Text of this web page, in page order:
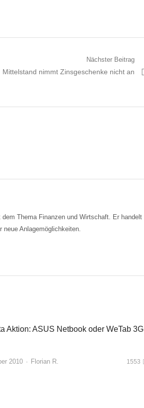
Nächster Beitrag
Nächster
Mittelstand nimmt Zinsgeschenke nicht an
Thema Finanzen und Wirtschaft. Er handelt
neue Anlagemöglichkeiten.
Aktion: ASUS Netbook oder WeTab 3G
2010 Author
Florian R. 1553